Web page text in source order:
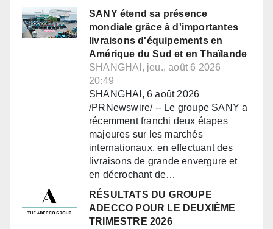
SANY étend sa présence
mondiale grâce à d'importantes
livraisons d'équipements en
Amérique du Sud et en Thaïlande
SHANGHAI, jeu., août 6 2026
20:49
SHANGHAI, 6 août 2026
/PRNewswire/ -- Le groupe SANY a
récemment franchi deux étapes
majeures sur les marchés
internationaux, en effectuant des
livraisons de grande envergure et
en décrochant de…
RÉSULTATS DU GROUPE
ADECCO POUR LE DEUXIÈME
TRIMESTRE 2026